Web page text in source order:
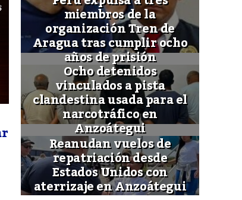
miembros de la
organización Tren de
Aragua tras cumplir ocho
años de prisión
Ocho detenidos
vinculados a pista
clandestina usada para el
narcotráfico en
Anzoátegui
Reanudan vuelos de
repatriación desde
Estados Unidos con
aterrizaje en Anzoátegui